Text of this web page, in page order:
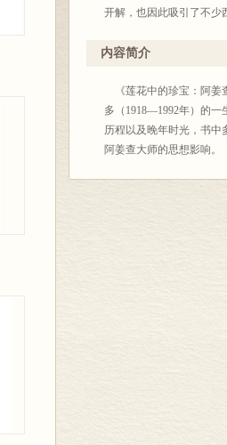
开解，也因此吸引了不少
内容简介
《莲花中的珍宝：阿姜
多（1918—1992年）的一
历程以及晚年时光，书中
阿姜查大师的思想影响。